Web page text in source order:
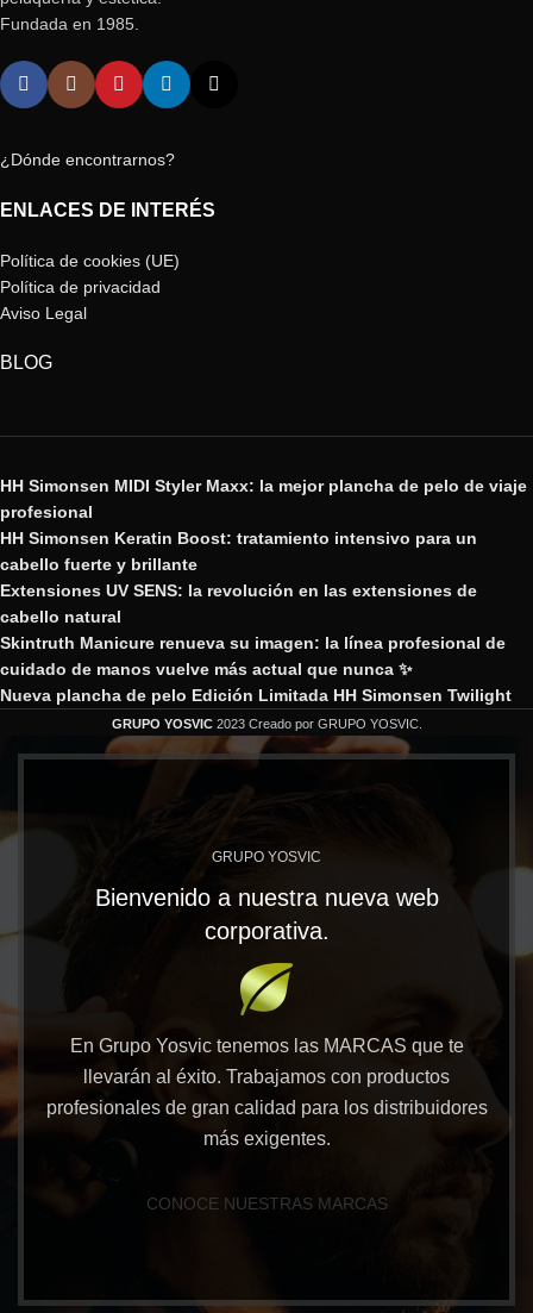
Fundada en 1985.
¿Dónde encontrarnos?
ENLACES DE INTERÉS
Política de cookies (UE)
Política de privacidad
Aviso Legal
BLOG
HH Simonsen MIDI Styler Maxx: la mejor plancha de pelo de viaje
profesional
HH Simonsen Keratin Boost: tratamiento intensivo para un
cabello fuerte y brillante
Extensiones UV SENS: la revolución en las extensiones de
cabello natural
Skintruth Manicure renueva su imagen: la línea profesional de
cuidado de manos vuelve más actual que nunca ✨
Nueva plancha de pelo Edición Limitada HH Simonsen Twilight
GRUPO YOSVIC 2023 Creado por GRUPO YOSVIC.
GRUPO YOSVIC
Bienvenido a nuestra nueva web
corporativa.
En Grupo Yosvic tenemos las MARCAS que te
llevarán al éxito. Trabajamos con productos
profesionales de gran calidad para los distribuidores
más exigentes.
CONOCE NUESTRAS MARCAS